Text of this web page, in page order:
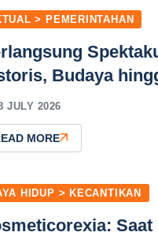
> PEMERINTAHAN
Budaya
JULY 2026
MORE
HIDUP > KECANTIKAN